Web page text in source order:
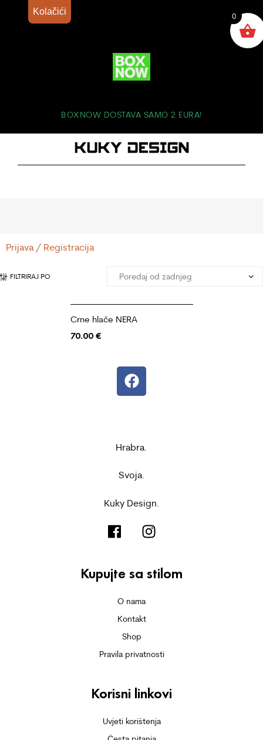
BOXNOW DOSTAVA SAMO 2 EURA!
Prijava / Registracija
FILTRIRAJ PO
Crne hlače NERA
70.00 €
Hrabra.
Svoja.
Kuky Design.
Kupujte sa stilom
O nama
Kontakt
Shop
Pravila privatnosti
Korisni linkovi
Uvjeti korištenja
0
Kolačići